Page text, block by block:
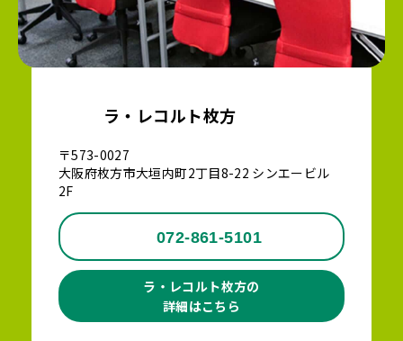
ラ・レコルト枚方
〒573-0027
大阪府枚方市大垣内町2丁目8-22 シンエービル
2F
072-861-5101
ラ・レコルト枚方の
詳細はこちら